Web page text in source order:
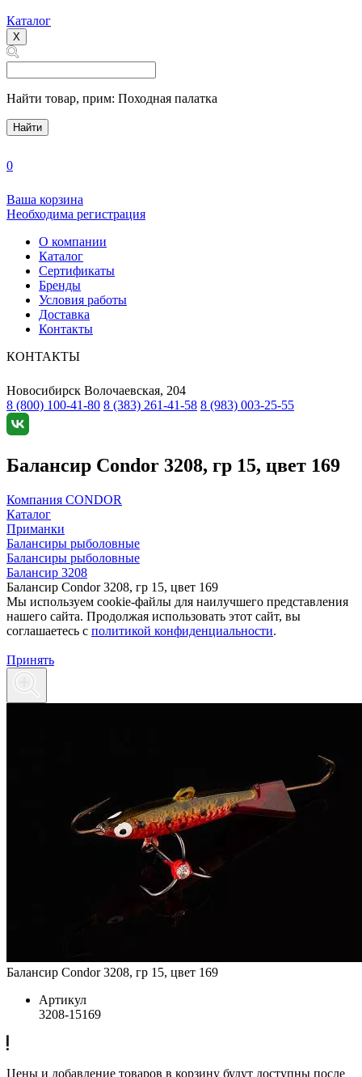
Каталог
X
Найти товар, прим: Походная палатка
Найти
0
Ваша корзина
Необходима регистрация
О компании
Каталог
Сертификаты
Бренды
Условия работы
Доставка
Контакты
КОНТАКТЫ
Новосибирск Волочаевская, 204
8 (800) 100-41-80 8 (383) 261-41-58 8 (983) 003-25-55
Балансир Condor 3208, гр 15, цвет 169
Компания CONDOR
Каталог
Приманки
Балансиры рыболовные
Балансиры рыболовные
Балансир 3208
Балансир Condor 3208, гр 15, цвет 169
Мы используем cookie-файлы для наилучшего представления
нашего сайта. Продолжая использовать этот сайт, вы
соглашаетесь c политикой конфиденциальности.
Принять
Балансир Condor 3208, гр 15, цвет 169
Артикул
3208-15169
Цены и добавление товаров в корзину будут доступны после